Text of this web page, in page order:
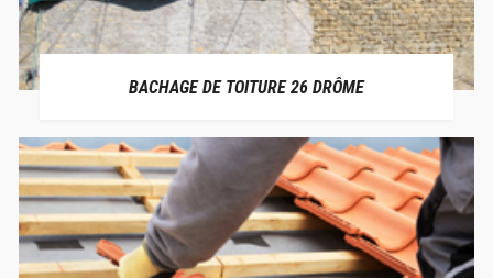
BACHAGE DE TOITURE 26 DRÔME